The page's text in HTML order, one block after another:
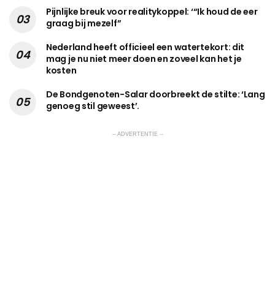
Pijnlijke breuk voor realitykoppel: ‘“Ik houd de eer
graag bij mezelf”
Nederland heeft officieel een watertekort: dit
mag je nu niet meer doen en zoveel kan het je
kosten
De Bondgenoten-Salar doorbreekt de stilte: ‘Lang
genoeg stil geweest’.
-- ADVERTENTIE --